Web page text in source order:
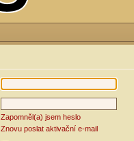
Zapomněl(a) jsem heslo
Znovu poslat aktivační e-mail